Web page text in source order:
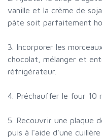
vanille et la crème de
pâte soit parfaitement
3. Incorporer les
chocolat, mélanger et
réfrigérateur.
4. Préchauffer le four 10
5. Recouvrir une plaque
puis à l'aide d'une